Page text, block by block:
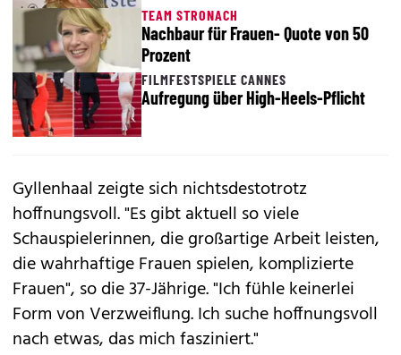
TEAM STRONACH
Nachbaur für Frauen- Quote von 50
Prozent
FILMFESTSPIELE CANNES
Aufregung über High-Heels-Pflicht
Gyllenhaal zeigte sich nichtsdestotrotz
hoffnungsvoll. "Es gibt aktuell so viele
Schauspielerinnen, die großartige Arbeit leisten,
die wahrhaftige Frauen spielen, komplizierte
Frauen", so die 37-Jährige. "Ich fühle keinerlei
Form von Verzweiflung. Ich suche hoffnungsvoll
nach etwas, das mich fasziniert."